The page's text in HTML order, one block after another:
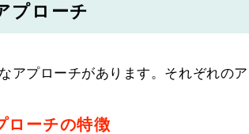
プローチ
アプローチがあります。それぞれの
ローチの特徴